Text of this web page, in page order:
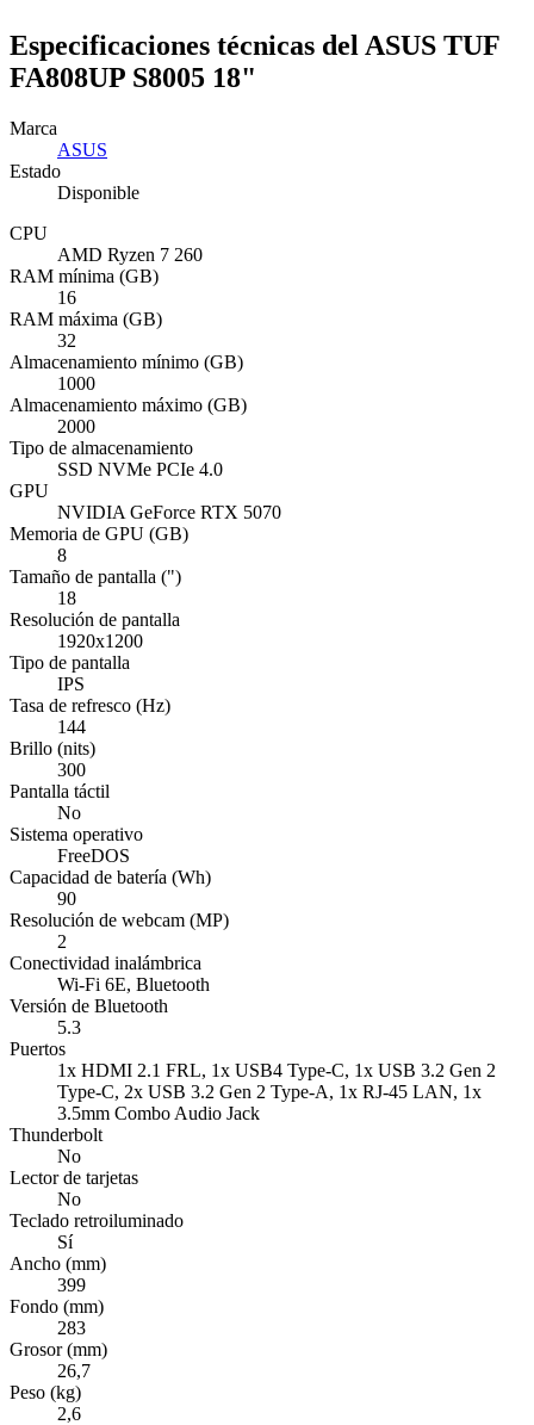
Especificaciones técnicas del ASUS TUF
FA808UP S8005 18"
Marca
ASUS
Estado
Disponible
CPU
AMD Ryzen 7 260
RAM mínima (GB)
16
RAM máxima (GB)
32
Almacenamiento mínimo (GB)
1000
Almacenamiento máximo (GB)
2000
Tipo de almacenamiento
SSD NVMe PCIe 4.0
GPU
NVIDIA GeForce RTX 5070
Memoria de GPU (GB)
8
Tamaño de pantalla (")
18
Resolución de pantalla
1920x1200
Tipo de pantalla
IPS
Tasa de refresco (Hz)
144
Brillo (nits)
300
Pantalla táctil
No
Sistema operativo
FreeDOS
Capacidad de batería (Wh)
90
Resolución de webcam (MP)
2
Conectividad inalámbrica
Wi-Fi 6E, Bluetooth
Versión de Bluetooth
5.3
Puertos
1x HDMI 2.1 FRL, 1x USB4 Type-C, 1x USB 3.2 Gen 2
Type-C, 2x USB 3.2 Gen 2 Type-A, 1x RJ-45 LAN, 1x
3.5mm Combo Audio Jack
Thunderbolt
No
Lector de tarjetas
No
Teclado retroiluminado
Sí
Ancho (mm)
399
Fondo (mm)
283
Grosor (mm)
26,7
Peso (kg)
2,6